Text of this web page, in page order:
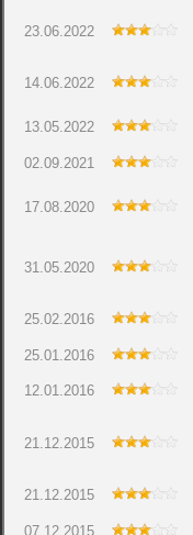
23.06.2022
14.06.2022
13.05.2022
02.09.2021
17.08.2020
31.05.2020
25.02.2016
25.01.2016
12.01.2016
21.12.2015
21.12.2015
07.12.2015